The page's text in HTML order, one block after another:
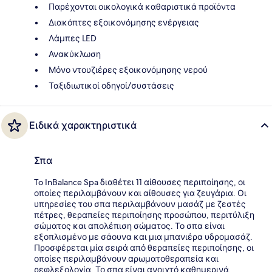
Παρέχονται οικολογικά καθαριστικά προϊόντα
Διακόπτες εξοικονόμησης ενέργειας
Λάμπες LED
Ανακύκλωση
Μόνο ντουζιέρες εξοικονόμησης νερού
Ταξιδιωτικοί οδηγοί/συστάσεις
Ειδικά χαρακτηριστικά
Σπα
To InBalance Spa διαθέτει 11 αίθουσες περιποίησης, οι
οποίες περιλαμβάνουν και αίθουσες για ζευγάρια. Οι
υπηρεσίες του σπα περιλαμβάνουν μασάζ με ζεστές
πέτρες, θεραπείες περιποίησης προσώπου, περιτύλιξη
σώματος και απολέπιση σώματος. Το σπα είναι
εξοπλισμένο με σάουνα και μια μπανιέρα υδρομασάζ.
Προσφέρεται μία σειρά από θεραπείες περιποίησης, οι
οποίες περιλαμβάνουν αρωματοθεραπεία και
ρεφλεξολογία. Το σπα είναι ανοιχτό καθημερινά.